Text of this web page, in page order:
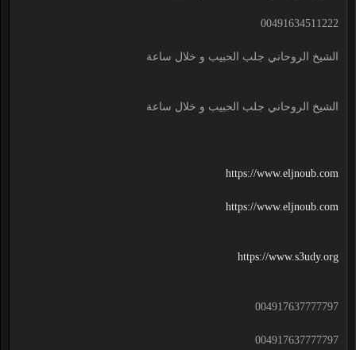
00491634511222
الشيخ الروحاني جلب الحبيب و خلال ساعة
الشيخ الروحاني جلب الحبيب و خلال ساعة
https://www.eljnoub.com
https://www.eljnoub.com
https://www.s3udy.org
004917637777797
004917637777797